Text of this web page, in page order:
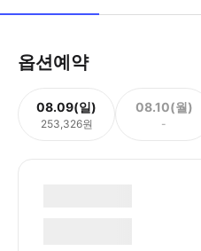
옵션예약
08.09(일)
253,326원
08.10(월)
-